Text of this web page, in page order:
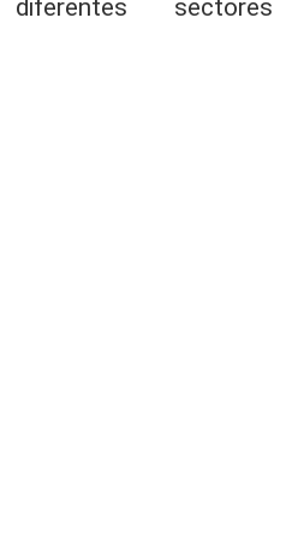
sectores